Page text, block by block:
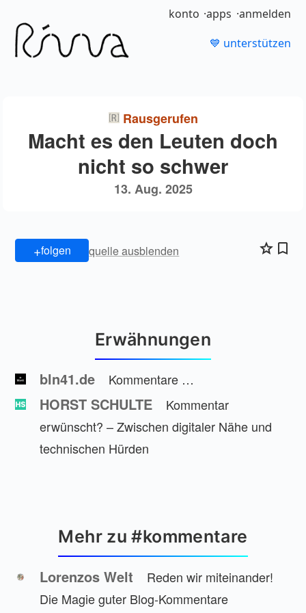
konto apps anmelden
💙 unterstützen
Rausgerufen
Macht es den Leuten doch
nicht so schwer
13. Aug. 2025
+folgen quelle ausblenden
Erwähnungen
bln41.de Kommentare …
HORST SCHULTE
Kommentar
erwünscht? – Zwischen digitaler Nähe und
technischen Hürden
Mehr zu #kommentare
Lorenzos Welt
Reden wir miteinander!
Die Magie guter Blog-Kommentare